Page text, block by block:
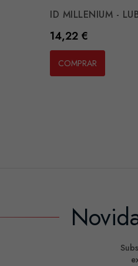
ID MILLENIUM -
Preço
14,22 €
COMPRAR